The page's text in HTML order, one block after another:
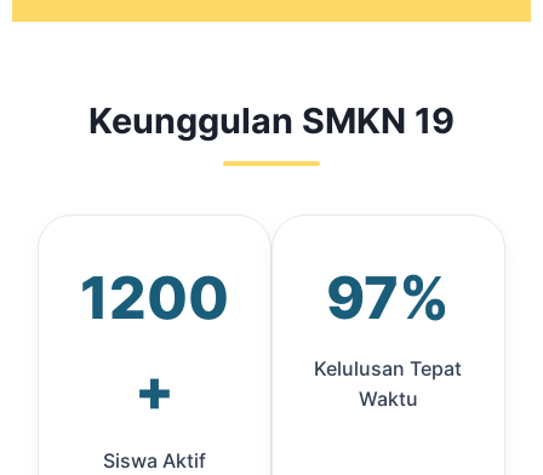
Keunggulan SMKN 19
1200
+
Siswa Aktif
97%
Kelulusan Tepat
Waktu